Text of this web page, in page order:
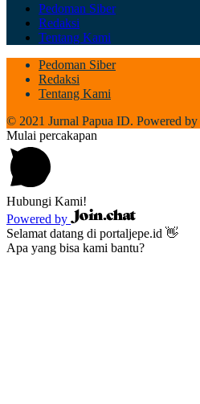
Pedoman Siber
Redaksi
Tentang Kami
Pedoman Siber
Redaksi
Tentang Kami
© 2021 Jurnal Papua ID. Powered by
Mulai percakapan
Hubungi Kami!
Powered by
Selamat datang di portaljepe.id 👋
Apa yang bisa kami bantu?